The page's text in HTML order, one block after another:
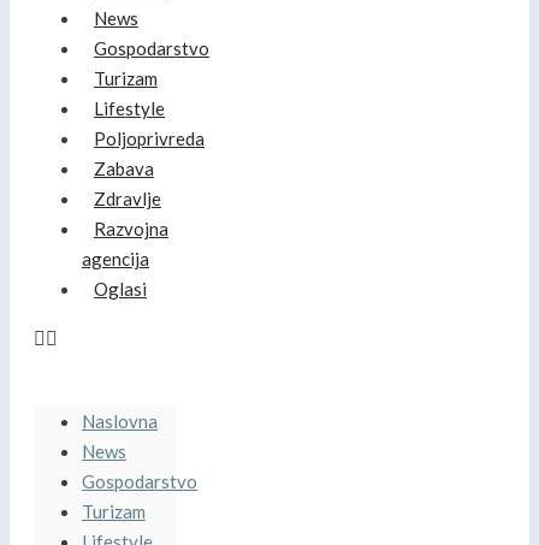
News
Gospodarstvo
Turizam
Lifestyle
Poljoprivreda
Zabava
Zdravlje
Razvojna
agencija
Oglasi
Naslovna
News
Gospodarstvo
Turizam